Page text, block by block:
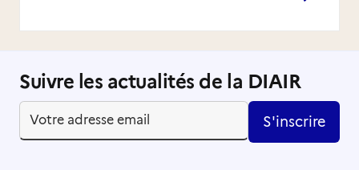
Suivre les actualités de la DIAIR
S'inscrire